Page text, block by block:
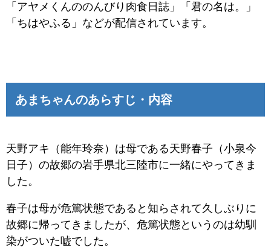
「アヤメくんののんびり肉食日誌」「君の名は。」
「ちはやふる」などが配信されています。
あまちゃんのあらすじ・内容
天野アキ（能年玲奈）は母である天野春子（小泉今
日子）の故郷の岩手県北三陸市に一緒にやってきま
した。
春子は母が危篤状態であると知らされて久しぶりに
故郷に帰ってきましたが、危篤状態というのは幼馴
染がついた嘘でした。